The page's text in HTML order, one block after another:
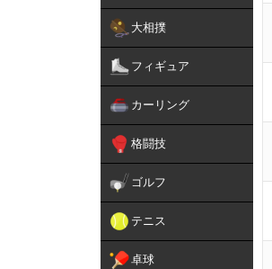
大相撲
フィギュア
カーリング
格闘技
ゴルフ
テニス
卓球